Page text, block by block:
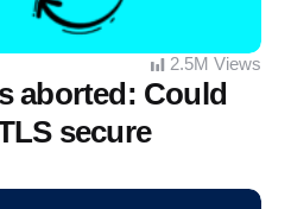
2.5M Views
aborted: Could
secure